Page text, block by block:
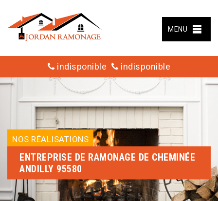
MENU
indisponible indisponible
NOS RÉALISATIONS
ENTREPRISE DE RAMONAGE DE CHEMINÉE
ANDILLY 95580